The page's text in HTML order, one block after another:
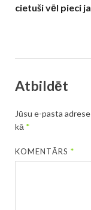
cietuši vēl pieci
Atbildēt
Jūsu e-pasta
kā *
KOMENTĀRS*